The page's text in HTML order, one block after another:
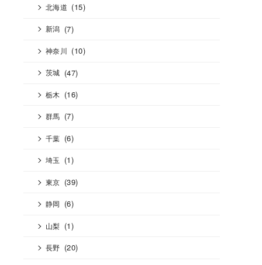
北海道 (15)
新潟 (7)
神奈川 (10)
茨城 (47)
栃木 (16)
群馬 (7)
千葉 (6)
埼玉 (1)
東京 (39)
静岡 (6)
山梨 (1)
長野 (20)